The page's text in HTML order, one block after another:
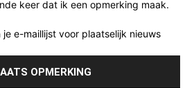
keer dat ik een opmerking maak.
e-maillijst voor plaatselijk nieuws